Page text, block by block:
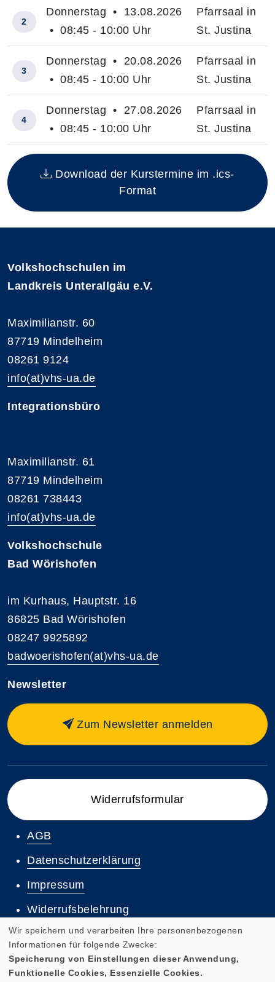
Insgesamt gibt es 4 Termine zum diesen Kurs
2
Donnerstag • 13.08.2026
• 08:45 - 10:00 Uhr
Pfarrsaal in
St. Justina
3
Donnerstag • 20.08.2026
• 08:45 - 10:00 Uhr
Pfarrsaal in
St. Justina
4
Donnerstag • 27.08.2026
• 08:45 - 10:00 Uhr
Pfarrsaal in
St. Justina
Download der Kurstermine im .ics-
Format
Volkshochschulen im
Landkreis Unterallgäu e.V.
Maximilianstr. 60
87719 Mindelheim
08261 9124
info(at)vhs-ua.de
Integrationsbüro
Maximilianstr. 61
87719 Mindelheim
08261 738443
info(at)vhs-ua.de
Volkshochschule
Bad Wörishofen
im Kurhaus, Hauptstr. 16
86825 Bad Wörishofen
08247 9925892
badwoerishofen(at)vhs-ua.de
Newsletter
Zum Newsletter anmelden
Widerrufsformular
AGB
Datenschutzerklärung
Impressum
Widerrufsbelehrung
Cookie Einstellungen
Wir speichern und verarbeiten Ihre personenbezogenen
Informationen für folgende Zwecke:
Speicherung von Einstellungen dieser Anwendung,
Funktionelle Cookies, Essenzielle Cookies.